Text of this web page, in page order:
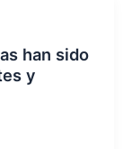
han sido
y